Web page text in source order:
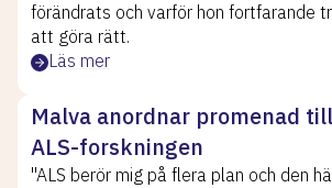
förändrats och varför hon fortfarande
att göra rätt.
Läs mer
Malva anordnar promenad
ALS-forskningen
"ALS berör mig på flera plan och den